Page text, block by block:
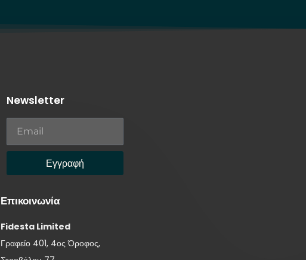
Newsletter
Εγγραφή
Επικοινωνία
Fidesta Limited
Γραφείο 401, 4ος Όροφος,